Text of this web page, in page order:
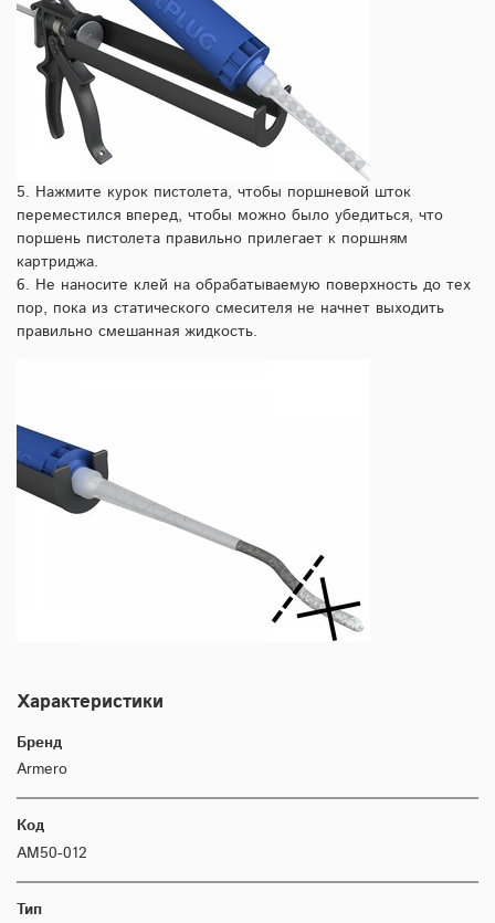
5. Нажмите курок пистолета, чтобы поршневой шток
переместился вперед, чтобы можно было убедиться, что
поршень пистолета правильно прилегает к поршням
картриджа.
6. Не наносите клей на обрабатываемую поверхность до тех
пор, пока из статического смесителя не начнет выходить
правильно смешанная жидкость.
Характеристики
Бренд
Armero
Код
AM50-012
Тип